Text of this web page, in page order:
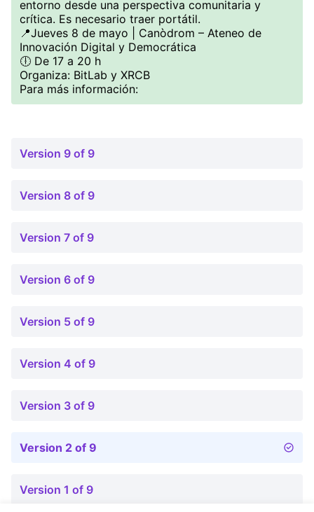
entorno desde una perspectiva comunitaria y
crítica. Es necesario traer portátil.
📍Jueves 8 de mayo | Canòdrom – Ateneo de
Innovación Digital y Democrática
🕕 De 17 a 20 h
Organiza: BitLab y XRCB
Para más información:
Version 9 of 9
Version 8 of 9
Version 7 of 9
Version 6 of 9
Version 5 of 9
Version 4 of 9
Version 3 of 9
Version 2 of 9
Version 1 of 9